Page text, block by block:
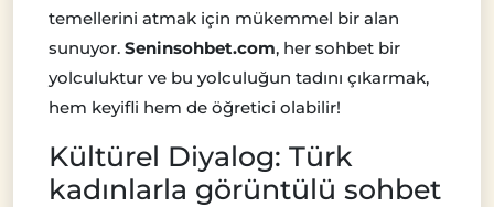
temellerini atmak için mükemmel bir alan
sunuyor. Seninsohbet.com, her sohbet bir
yolculuktur ve bu yolculuğun tadını çıkarmak,
hem keyifli hem de öğretici olabilir!
Kültürel Diyalog: Türk
kadınlarla görüntülü sohbet